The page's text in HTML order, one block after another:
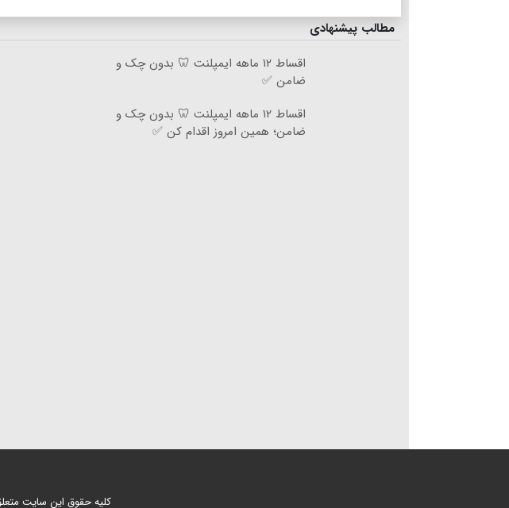
مطالب پیشنهادی
اقساط ۱۲ ماهه ایمپلنت 🦷 بدون چک و
ضامن ✅
اقساط ۱۲ ماهه ایمپلنت 🦷 بدون چک و
ضامن؛ همین امروز اقدام کن ✅
کلیه حقوق این سایت